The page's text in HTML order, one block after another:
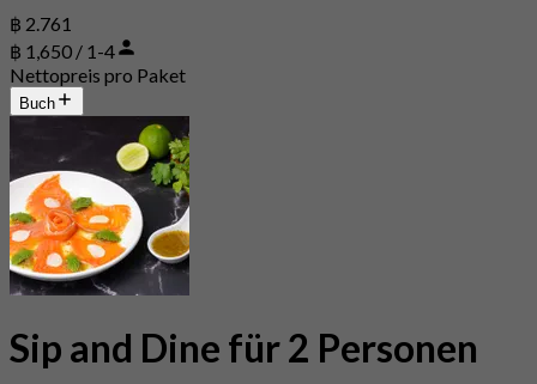
฿ 2.761
฿ 1,650 / 1-4
Nettopreis pro Paket
Buch
Sip and Dine für 2 Personen